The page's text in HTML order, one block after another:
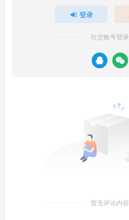
登录
社交账号登录
暂无评论内容